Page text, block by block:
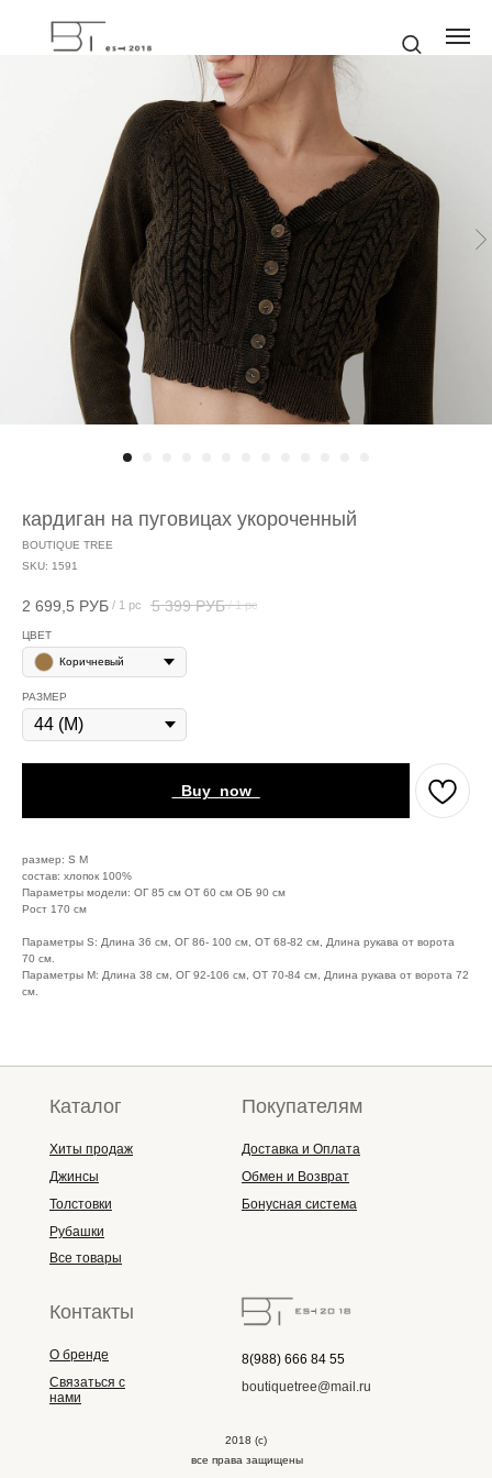
кардиган на пуговицах укороченный
BOUTIQUE TREE
SKU: 1591
2 699,5 РУБ / 1 pc 5 399 РУБ / 1 pc
ЦВЕТ
Коричневый
РАЗМЕР
_Buy_now_
размер: S M
состав: хлопок 100%
Параметры модели: ОГ 85 см ОТ 60 см ОБ 90 см
Рост 170 см
Параметры S: Длина 36 см, ОГ 86- 100 см, ОТ 68-82 см, Длина рукава от ворота
70 см.
Параметры М: Длина 38 см, ОГ 92-106 см, ОТ 70-84 см, Длина рукава от ворота 72
см.
8(988) 666 84 55
boutiquetree@mail.ru
2018 (с)
все права защищены
Каталог
Хиты продаж
Джинсы
Толстовки
Рубашки
Все товары
Доставка и Оплата
Обмен и Возврат
Бонусная система
О бренде
Связаться с
нами
Покупателям
Контакты